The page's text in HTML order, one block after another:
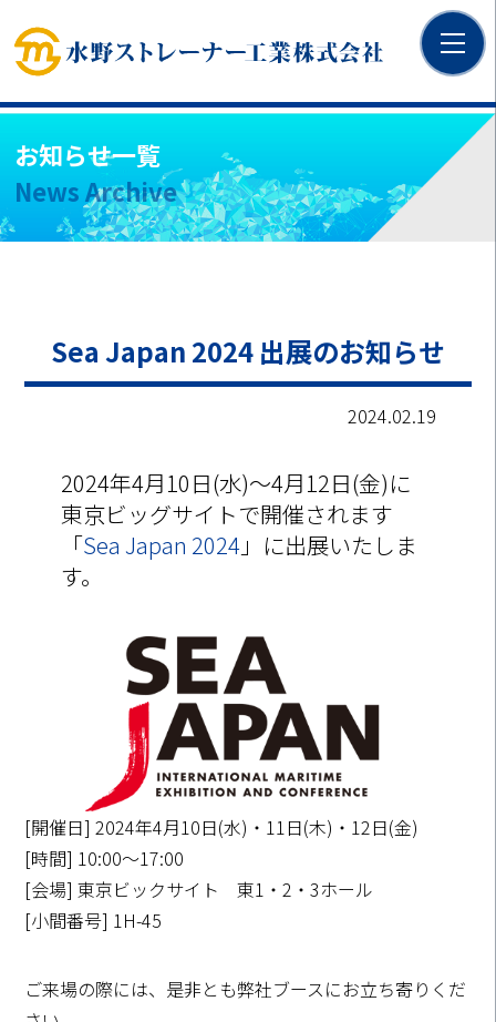
お知らせ一覧
News Archive
Sea Japan 2024 出展のお知らせ
2024.02.19
2024年4月10日(水)～4月12日(金)に
東京ビッグサイトで開催されます
「Sea Japan 2024」に出展いたしま
す。
[開催日] 2024年4月10日(水)・11日(木)・12日(金)
[時間] 10:00～17:00
[会場] 東京ビックサイト 東1・2・3ホール
[小間番号] 1H-45
ご来場の際には、是非とも弊社ブースにお立ち寄りくだ